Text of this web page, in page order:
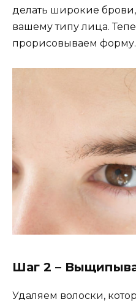
делать широкие
вашему типу лица.
прорисовываем форму.
Шаг 2 –
Удаляем волоски,